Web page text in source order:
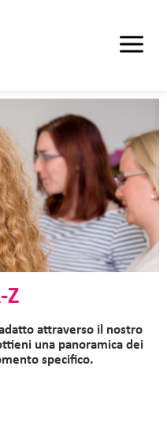
Z
attraverso il nostro
una panoramica dei
specifico.